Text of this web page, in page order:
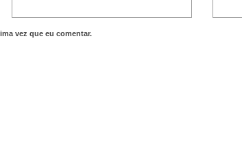
vez que eu comentar.